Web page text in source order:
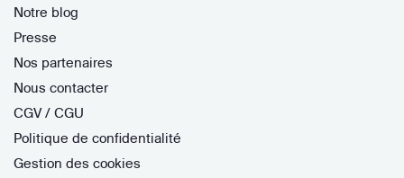
Notre blog
Presse
Nos partenaires
Nous contacter
CGV / CGU
Politique de confidentialité
Gestion des cookies